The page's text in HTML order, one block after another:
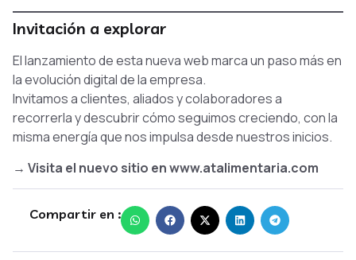
Invitación a explorar
El lanzamiento de esta nueva web marca un paso más en
la evolución digital de la empresa.
Invitamos a clientes, aliados y colaboradores a
recorrerla y descubrir cómo seguimos creciendo, con la
misma energía que nos impulsa desde nuestros inicios.
→ Visita el nuevo sitio enwww.atalimentaria.com
Compartir en :